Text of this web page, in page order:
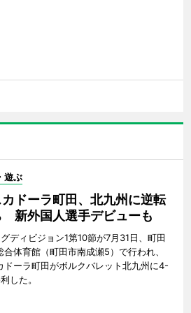
遊ぶ
ドーラ町田、北九州に逆転
新外国人選手デビューも
ディビジョン1第10節が7月31日、町田
合体育館（町田市南成瀬5）で行われ、
ドーラ町田がボルクバレット北九州に4-
した。